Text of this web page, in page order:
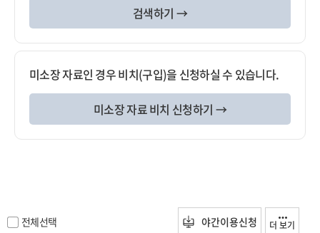
검색하기 →
미소장 자료인 경우 비치(구입)을 신청하실 수 있습니다.
미소장 자료 비치 신청하기 →
전체선택 야간이용신청 더 보기